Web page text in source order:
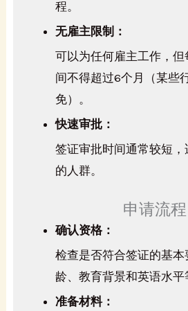
程。
无雇主限制：
可以为任何雇主工作，
间不得超过6个月（某些
免）。
快速审批：
签证审批时间通常较短
的人群。
申请流程
确认资格：
检查是否符合签证的基
龄、教育背景和英语水平
准备材料：